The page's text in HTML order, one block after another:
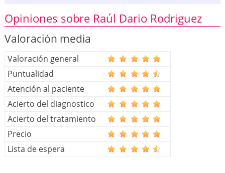
Opiniones sobre Raúl Dario Rodriguez
Valoración media
Valoración general
Puntualidad
Atención al paciente
Acierto del diagnostico
Acierto del tratamiento
Precio
Lista de espera